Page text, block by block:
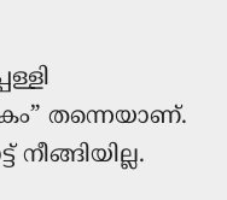
തന്നെയാണ്.